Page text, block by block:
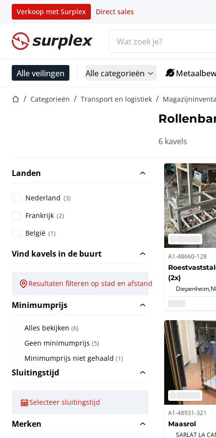
Verkoop met Surplex Direct sales
Startpagina
Alle veilingen Alle categorieën
StartpaginaCategorieën Transport en logistiek
6 kavels
Landen
Nederland (3)
Frankrijk (2)
België (1)
Vind kavels in de buurt
Resultaten filteren op stad en afstand
Minimumprijs
Alles bekijken (6)
Geen minimumprijs (5)
Minimumprijs niet gehaald (1)
Sluitingstijd
Selecteer sluitingstijd
Merken
A1-48660-128
(2x)
Diepenheim, NL
A1-48931-321
Maasrol